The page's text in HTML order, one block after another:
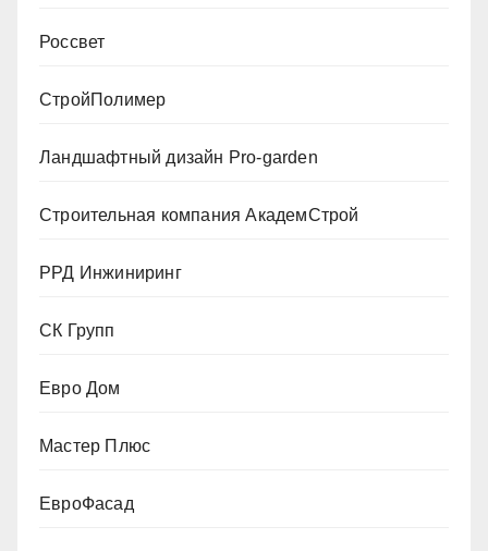
Россвет
СтройПолимер
Ландшафтный дизайн Pro-garden
Строительная компания АкадемСтрой
РРД Инжиниринг
СК Групп
Евро Дом
Мастер Плюс
ЕвроФасад